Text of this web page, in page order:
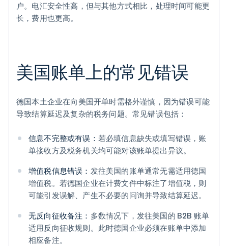
户。电汇安全性高，但与其他方式相比，处理时间可能更
长，费用也更高。
美国账单上的常见错误
德国本土企业在向美国开单时需格外谨慎，因为错误可能
导致结算延迟及复杂的税务问题。常见错误包括：
信息不完整或有误： 若必填信息缺失或填写错误，账
单接收方及税务机关均可能对该账单提出异议。
增值税信息错误： 发往美国的账单通常无需适用德国
增值税。若德国企业在计费文件中标注了增值税，则
可能引发误解、产生不必要的问询并导致结算延迟。
无反向征收备注： 多数情况下，发往美国的 B2B 账单
适用反向征收规则。此时德国企业必须在账单中添加
相应备注。